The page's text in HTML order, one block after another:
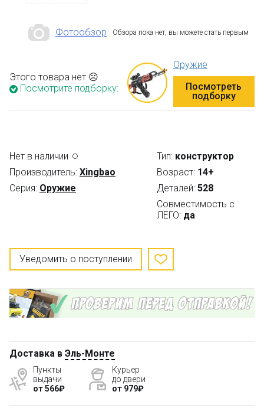
Фотообзор Обзора пока нет, вы можете стать первым
Этого товара нет ☹
Посмотрите подборку:
Оружие
Посмотреть
подборку
Нет в наличии
Производитель: Xingbao
Серия: Оружие
Тип: конструктор
Возраст: 14+
Деталей: 528
Совместимость с
ЛЕГО: да
Уведомить о поступлении
Доставка в Эль-Монте
Пункты
выдачи
от 566₽
Курьер
до двери
от 979₽